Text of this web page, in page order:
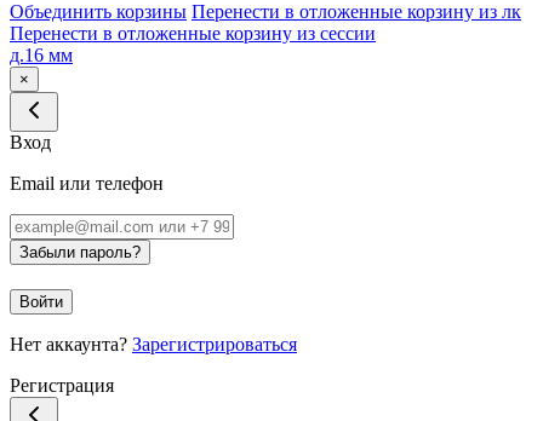
Объединить корзины Перенести в отложенные корзину из лк
Перенести в отложенные корзину из сессии
д.16 мм
×
Вход
Email или телефон
Забыли пароль?
Войти
Нет аккаунта? Зарегистрироваться
Регистрация